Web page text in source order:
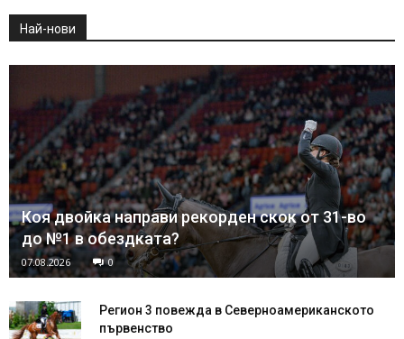
Най-нови
Коя двойка направи рекорден скок от 31-во
до №1 в обездката?
07.08.2026 0
Регион 3 повежда в Северноамериканското
първенство